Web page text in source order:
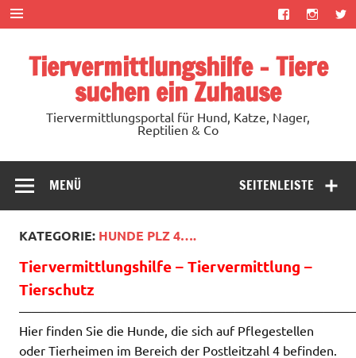
Zum
Inhalt
springen
Tiervermittlungshilfe – Tiere
suchen ein Zuhause
Tiervermittlungsportal für Hund, Katze, Nager,
Reptilien & Co
SEITENLEISTE
MENÜ
KATEGORIE: HUNDE PLZ 4….
Tiervermittlungshilfe – Tiervermittlung –
Tierschutz
Hier finden Sie die Hunde, die sich auf Pflegestellen
oder Tierheimen im Bereich der Postleitzahl 4 befinden.